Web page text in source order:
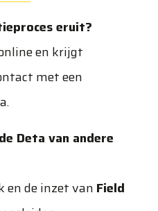
eruit?
en krijgt
met een
Deta van andere
en de inzet van Field